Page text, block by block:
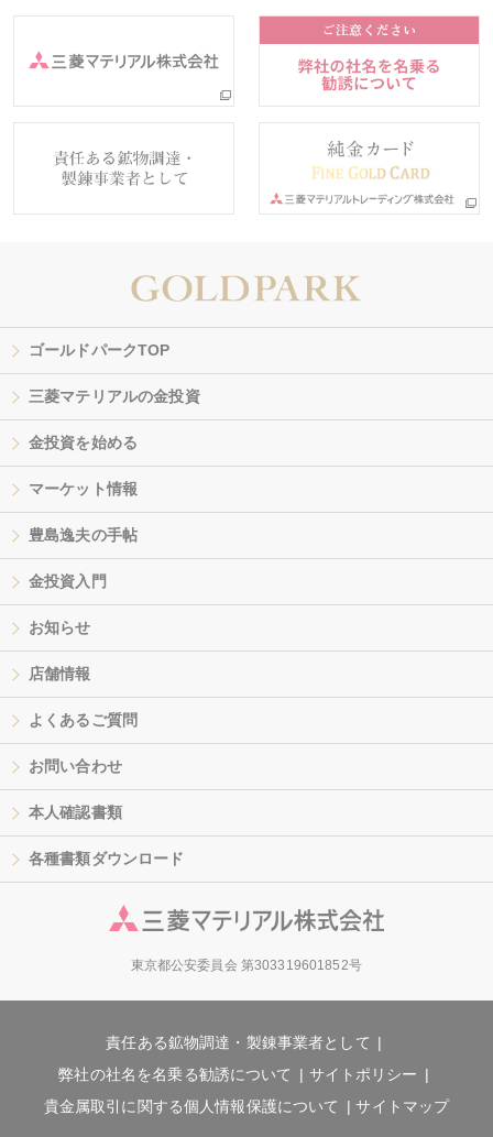
ゴールドパークTOP
三菱マテリアルの金投資
金投資を始める
マーケット情報
豊島逸夫の手帖
金投資入門
お知らせ
店舗情報
よくあるご質問
お問い合わせ
本人確認書類
各種書類ダウンロード
東京都公安委員会 第303319601852号
責任ある鉱物調達・製錬事業者として
弊社の社名を名乗る勧誘について
サイトポリシー
貴金属取引に関する個人情報保護について
サイトマップ